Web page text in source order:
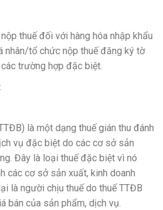
thuế đối với hàng hóa nhập khẩu
nhân/tổ chức nộp thuế đăng ký tờ
trường hợp đặc biệt.
là một dạng thuế gián thu đánh
vụ đặc biệt do các cơ sở sản
Đây là loại thuế đặc biệt vì nó
các cơ sở sản xuất, kinh doanh
là người chịu thuế do thuế TTĐB
bán của sản phẩm, dịch vụ.